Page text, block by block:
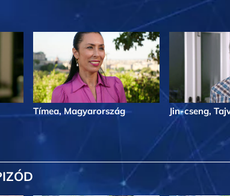
Tímea, Magyarország Jin-cseng,